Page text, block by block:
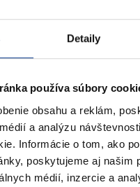
Detaily
používa súbory
obsahu a reklám,
a analýzu
Informácie o tom, ako
poskytujeme aj našim
médií, inzercie a
nás
Zavolajte nám
Napíšte nám (e-mail)